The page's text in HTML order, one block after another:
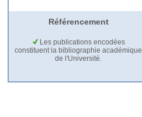
Référencement
Les publications encodées
constituent la bibliographie académique
de l'Université.